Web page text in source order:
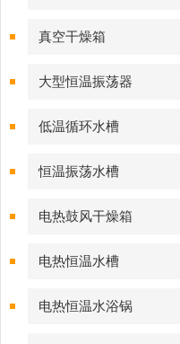
真空干燥箱
大型恒温振荡器
低温循环水槽
恒温振荡水槽
电热鼓风干燥箱
电热恒温水槽
电热恒温水浴锅